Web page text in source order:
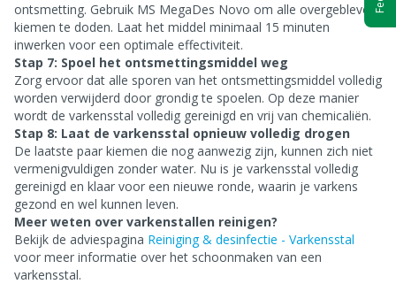
ontsmetting. Gebruik MS MegaDes Novo om alle overgebleven
kiemen te doden. Laat het middel minimaal 15 minuten
inwerken voor een optimale effectiviteit.
Stap 7: Spoel het ontsmettingsmiddel weg
Zorg ervoor dat alle sporen van het ontsmettingsmiddel volledig
worden verwijderd door grondig te spoelen. Op deze manier
wordt de varkensstal volledig gereinigd en vrij van chemicaliën.
Stap 8: Laat de varkensstal opnieuw volledig drogen
De laatste paar kiemen die nog aanwezig zijn, kunnen zich niet
vermenigvuldigen zonder water. Nu is je varkensstal volledig
gereinigd en klaar voor een nieuwe ronde, waarin je varkens
gezond en wel kunnen leven.
Meer weten over varkenstallen reinigen?
Bekijk de adviespagina Reiniging & desinfectie - Varkensstal
voor meer informatie over het schoonmaken van een
varkensstal.